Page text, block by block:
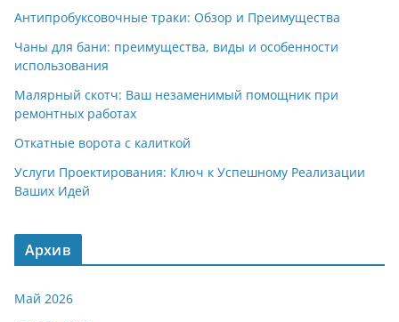
Антипробуксовочные траки: Обзор и Преимущества
Чаны для бани: преимущества, виды и особенности
использования
Малярный скотч: Ваш незаменимый помощник при
ремонтных работах
Откатные ворота с калиткой
Услуги Проектирования: Ключ к Успешному Реализации
Ваших Идей
Архив
Май 2026